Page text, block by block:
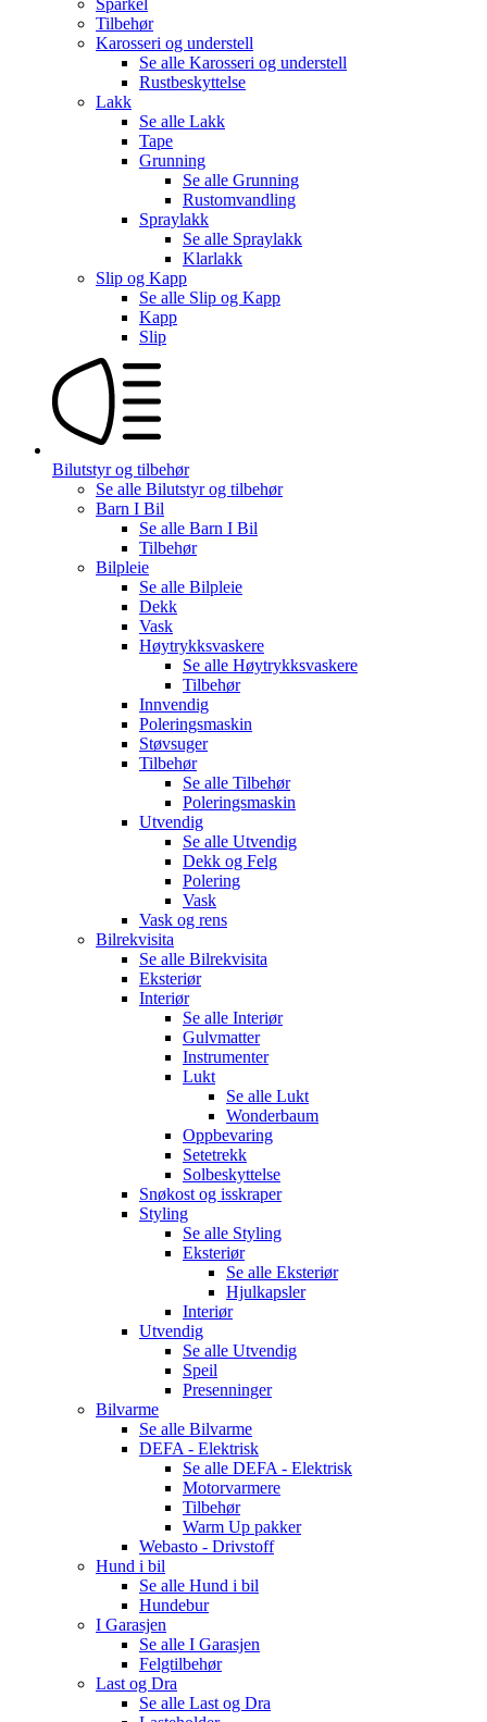
Tilbehør
Karosseri og understell
Se alle Karosseri og understell
Rustbeskyttelse
Lakk
Se alle Lakk
Tape
Grunning
Se alle Grunning
Rustomvandling
Spraylakk
Se alle Spraylakk
Klarlakk
Slip og Kapp
Se alle Slip og Kapp
Kapp
Slip
Bilutstyr og tilbehør
Se alle Bilutstyr og tilbehør
Barn I Bil
Se alle Barn I Bil
Tilbehør
Bilpleie
Se alle Bilpleie
Dekk
Vask
Høytrykksvaskere
Se alle Høytrykksvaskere
Tilbehør
Innvendig
Poleringsmaskin
Støvsuger
Tilbehør
Se alle Tilbehør
Poleringsmaskin
Utvendig
Se alle Utvendig
Dekk og Felg
Polering
Vask
Vask og rens
Bilrekvisita
Se alle Bilrekvisita
Eksteriør
Interiør
Se alle Interiør
Gulvmatter
Instrumenter
Lukt
Se alle Lukt
Wonderbaum
Oppbevaring
Setetrekk
Solbeskyttelse
Snøkost og isskraper
Styling
Se alle Styling
Eksteriør
Se alle Eksteriør
Hjulkapsler
Interiør
Utvendig
Se alle Utvendig
Speil
Presenninger
Bilvarme
Se alle Bilvarme
DEFA - Elektrisk
Se alle DEFA - Elektrisk
Motorvarmere
Tilbehør
Warm Up pakker
Webasto - Drivstoff
Hund i bil
Se alle Hund i bil
Hundebur
I Garasjen
Se alle I Garasjen
Felgtilbehør
Last og Dra
Se alle Last og Dra